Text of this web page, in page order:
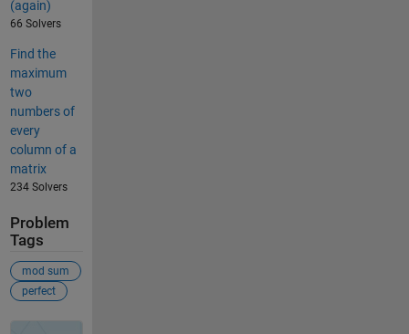
(again)
66 Solvers
Find the
maximum
two
numbers of
every
column of a
matrix
234 Solvers
Problem
Tags
mod sum
perfect